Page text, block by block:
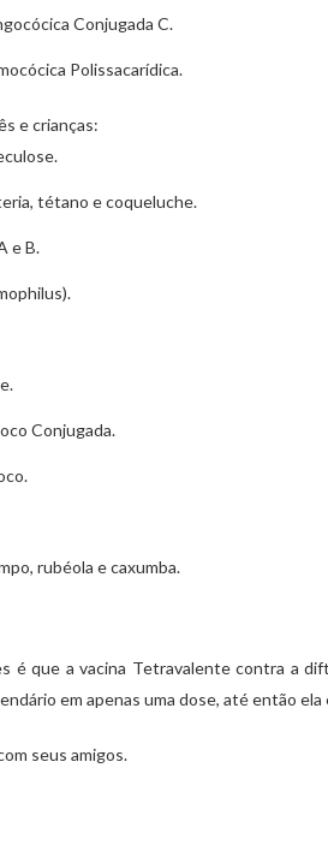
Conjugada C.
Polissacarídica.
e crianças:
tétano e coqueluche.
e B.
Conjugada.
rubéola e caxumba.
é que a vacina Tetravalente contra a
em apenas uma dose, até então
seus amigos.